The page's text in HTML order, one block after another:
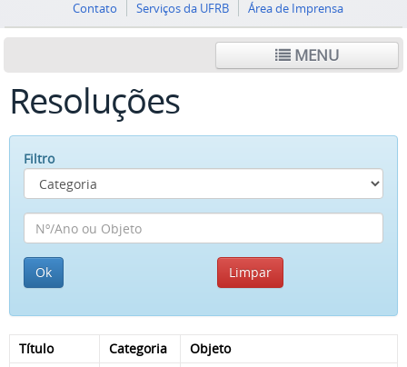
Contato Serviços da UFRB Área de Imprensa
MENU
Resoluções
Filtro
Título Categoria
Objeto